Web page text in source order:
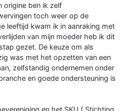
origine ben ik zelf
toch weer op de
leeftijd kwam ik in aanraking met
van mijn moeder heb ik dit
gezet. De keuze om als
was met het opzetten van een
zelfstandig ondernemen onder
en goede ondersteuning is
en het SKU ( Stichting